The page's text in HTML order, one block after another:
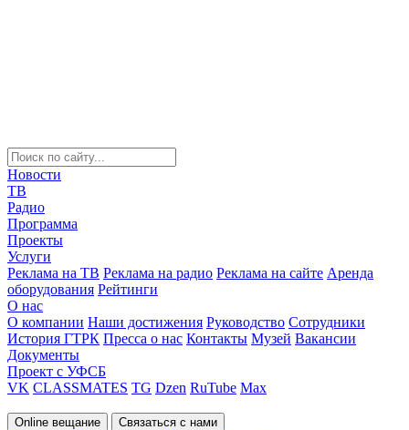
Новости
ТВ
Радио
Программа
Проекты
Услуги
Реклама на ТВ Реклама на радио Реклама на сайте Аренда
оборудования Рейтинги
О нас
О компании Наши достижения Руководство Сотрудники
История ГТРК Пресса о нас Контакты Музей Вакансии
Документы
Проект с УФСБ
VK CLASSMATES TG Dzen RuTube Max
Online вещание Связаться с нами